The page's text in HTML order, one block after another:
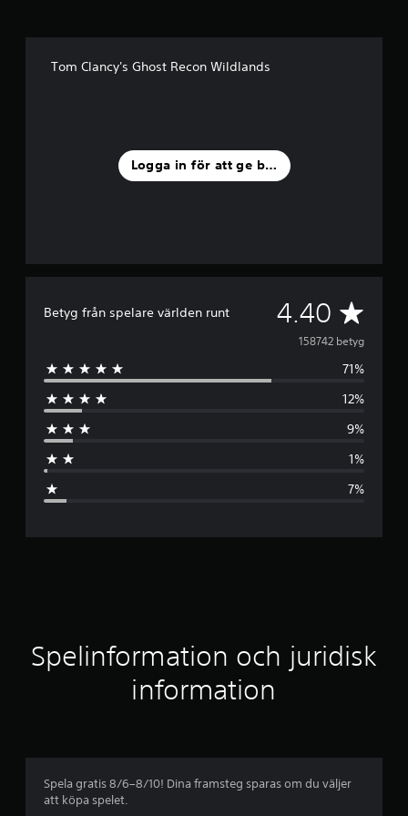
Tom Clancy's Ghost Recon Wildlands
Logga in för att ge betyg
Betyg från spelare världen runt 4.40 G
e
n
o
i
l
b
158742 betyg
71%
12%
9%
1%
7%
Spelinformation och juridisk
information
Spela gratis 8/6–8/10! Dina framsteg sparas om du väljer
att köpa spelet.